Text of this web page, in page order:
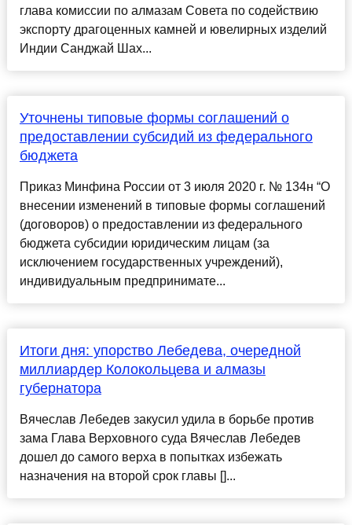
глава комиссии по алмазам Совета по содействию
экспорту драгоценных камней и ювелирных изделий
Индии Санджай Шах...
Уточнены типовые формы соглашений о
предоставлении субсидий из федерального
бюджета
Приказ Минфина России от 3 июля 2020 г. № 134н “О
внесении изменений в типовые формы соглашений
(договоров) о предоставлении из федерального
бюджета субсидии юридическим лицам (за
исключением государственных учреждений),
индивидуальным предпринимате...
Итоги дня: упорство Лебедева, очередной
миллиардер Колокольцева и алмазы
губернатора
Вячеслав Лебедев закусил удила в борьбе против
зама Глава Верховного суда Вячеслав Лебедев
дошел до самого верха в попытках избежать
назначения на второй срок главы []...